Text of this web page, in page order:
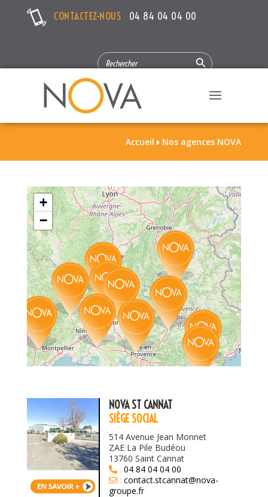
CONTACTEZ-NOUS 04 84 04 04 00
SEARCH
FOR:
Search Button
Accueil  Nos agences NOVA
+
−
50 km
Leaflet
NOVA ST CANNAT
SIÈGE SOCIAL
514 Avenue Jean Monnet
ZAE La Pile Budéou
13760 Saint Cannat
: 04 84 04 04 00
: contact.stcannat@nova-
groupe.fr